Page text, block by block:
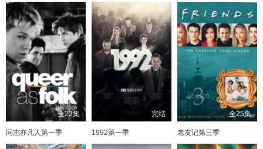
全22集
同志亦凡人第一季
完结
1992第一季
全25集
老友记第三季